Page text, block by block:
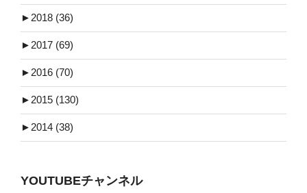
► 2018 (36)
► 2017 (69)
► 2016 (70)
► 2015 (130)
► 2014 (38)
YOUTUBEチャンネル